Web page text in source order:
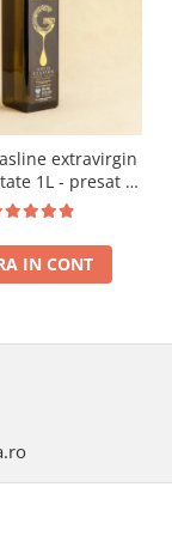
extravirgin
1L - presat la
NOUA
IN CONT